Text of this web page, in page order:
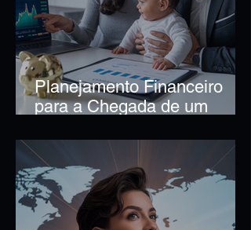
Planejamento Financeiro
para a Chegada de um
sem Sufoco